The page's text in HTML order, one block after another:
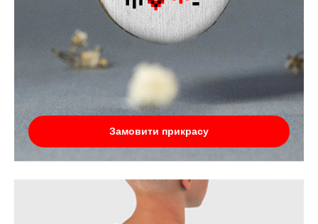
Замовити прикрасу